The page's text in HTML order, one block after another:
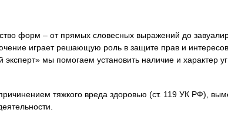
форм – от прямых словесных выражений до
играет решающую роль в защите прав и
мы помогаем установить наличие и характер
тяжкого вреда здоровью (ст. 119 УК РФ),